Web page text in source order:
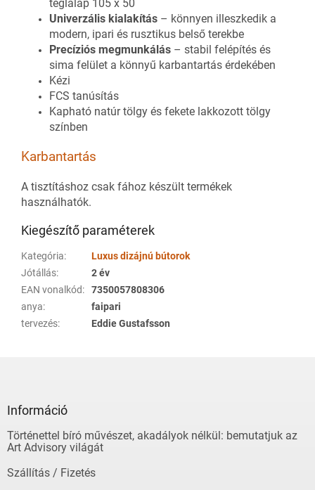
téglalap 105 x 50
Univerzális kialakítás – könnyen illeszkedik a
modern, ipari és rusztikus belső terekbe
Precíziós megmunkálás – stabil felépítés és
sima felület a könnyű karbantartás érdekében
Kézi
FCS tanúsítás
Kapható natúr tölgy és fekete lakkozott tölgy
színben
Karbantartás
A tisztításhoz csak fához készült termékek
használhatók.
Kiegészítő paraméterek
Kategória:
Luxus dizájnú bútorok
Jótállás:
2 év
EAN vonalkód:
7350057808306
anya:
faipari
tervezés: Eddie Gustafsson
Információ
Történettel bíró művészet, akadályok nélkül: bemutatjuk az
Art Advisory világát
Szállítás / Fizetés